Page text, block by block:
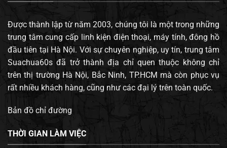
Được thành lập từ năm 2003, chúng tôi là một trong những
trung tâm cung cấp linh kiện điện thoại, máy tính, đông hồ
đầu tiên tại Hà Nội. Với sự chuyên nghiệp, uy tín, trung tâm
Suachua60s đã trở thành địa chỉ quen thuộc không chỉ
trên thị trường Hà Nội, Bắc Ninh, TP.HCM mà còn phục vụ
rất nhiều khách hàng, cũng như các đại lý trên toàn quốc.
Bản đồ chỉ đường
THỜI GIAN LÀM VIỆC